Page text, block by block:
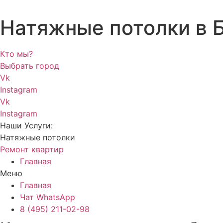
Натяжные потолки в
Кто мы?
Выбрать город
Vk
Instagram
Vk
Instagram
Наши Услуги:
Натяжные потолки
Ремонт квартир
Главная
Меню
Главная
Чат WhatsApp
8 (495) 211-02-98